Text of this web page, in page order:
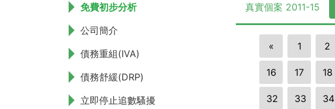
免費初步分析
公司簡介
債務重組(IVA)
債務舒緩(DRP)
立即停止追數騷擾
真實個案 2011-15
« 1 2
16 17 18
32 33 34